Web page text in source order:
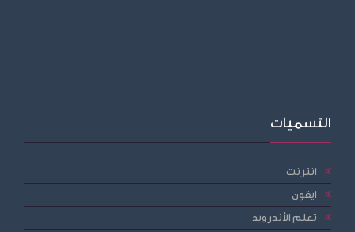
التسميات
انترنت
ايفون
تعلم الأندرويد